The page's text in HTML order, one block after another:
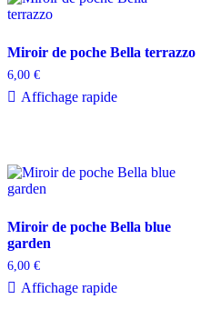
Miroir de poche Bella terrazzo
6,00 €
Affichage rapide
Miroir de poche Bella blue
garden
6,00 €
Affichage rapide